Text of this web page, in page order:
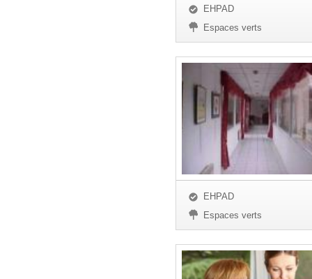
EHPAD
Espaces verts
EHPAD
Espaces verts